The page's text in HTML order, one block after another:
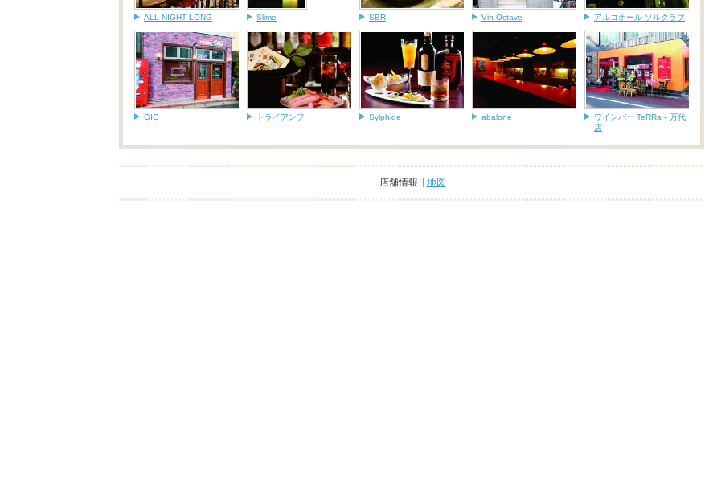
ALL NIGHT LONG Slime SBR Vin Octave アルコホール ソルクラブ
GIG トライアンフ Sylphide abalone
ワインバー TeRRa＋万代
店
店舗情報 地図